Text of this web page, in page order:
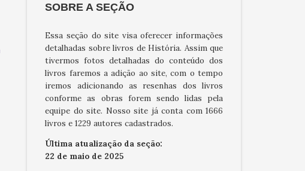
SOBRE A SEÇÃO
Essa seção do site visa oferecer informações
detalhadas sobre livros de História. Assim que
tivermos fotos detalhadas do conteúdo dos
livros faremos a adição ao site, com o tempo
iremos adicionando as resenhas dos livros
conforme as obras forem sendo lidas pela
equipe do site. Nosso site já conta com 1666
livros e 1229 autores cadastrados.
Última atualização da seção:
22 de maio de 2025